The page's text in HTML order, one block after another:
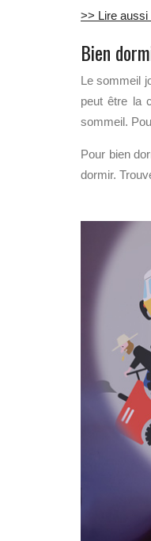
>> Lire aussi
Bien
Le sommeil
peut être la
sommeil.
Pour bien
dormir.